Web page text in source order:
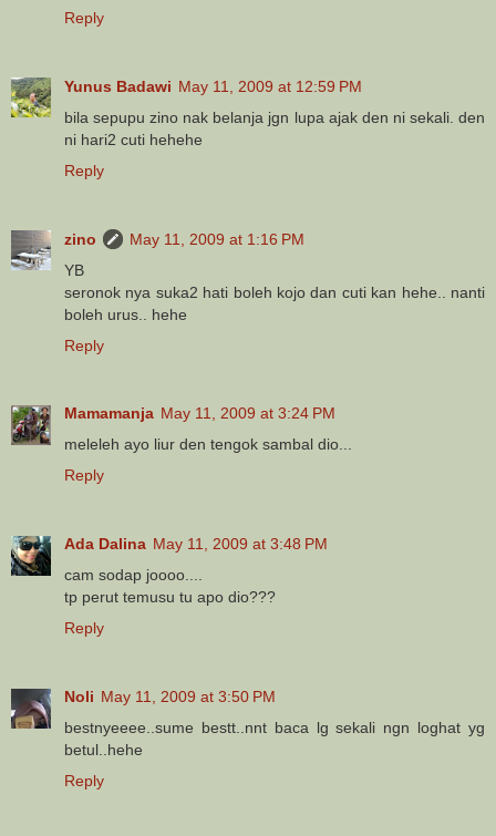
Reply
Yunus Badawi May 11, 2009 at 12:59 PM
bila sepupu zino nak belanja jgn lupa ajak den ni sekali. den
ni hari2 cuti hehehe
Reply
zino
May 11, 2009 at 1:16 PM
YB
seronok nya suka2 hati boleh kojo dan cuti kan hehe.. nanti
boleh urus.. hehe
Reply
Mamamanja May 11, 2009 at 3:24 PM
meleleh ayo liur den tengok sambal dio...
Reply
Ada Dalina May 11, 2009 at 3:48 PM
cam sodap joooo....
tp perut temusu tu apo dio???
Reply
Noli May 11, 2009 at 3:50 PM
bestnyeeee..sume bestt..nnt baca lg sekali ngn loghat yg
betul..hehe
Reply